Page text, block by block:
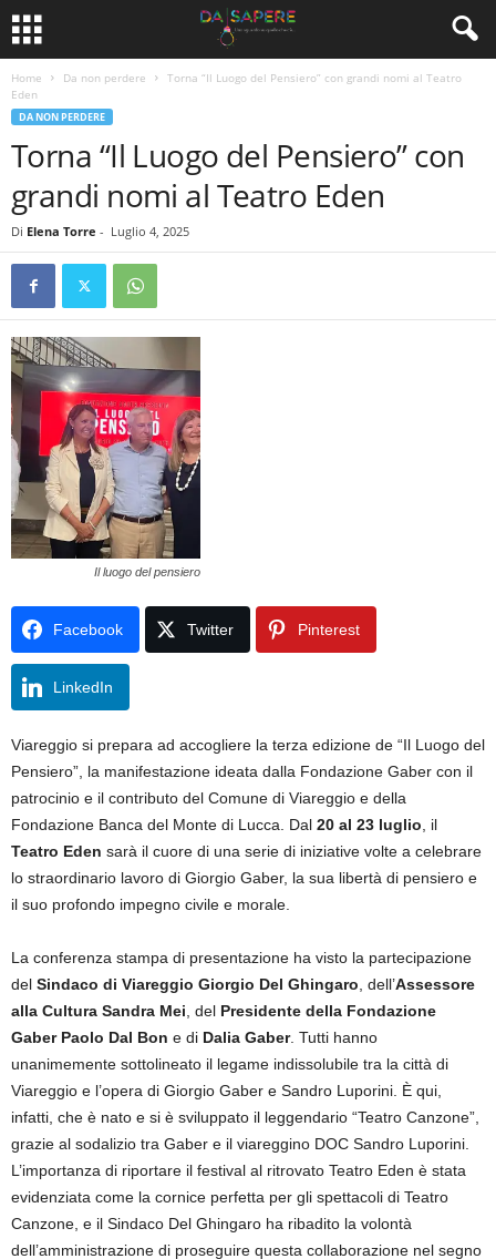
Home Da non perdere
Torna “Il Luogo del Pensiero” con grandi nomi al Teatro
Eden
DA NON PERDERE
Torna “Il Luogo del Pensiero” con
grandi nomi al Teatro Eden
Di Elena Torre - Luglio 4, 2025
Il luogo del pensiero
Facebook Twitter Pinterest
LinkedIn
Viareggio si prepara ad accogliere la terza edizione de “Il Luogo del
Pensiero”, la manifestazione ideata dalla Fondazione Gaber con il
patrocinio e il contributo del Comune di Viareggio e della
Fondazione Banca del Monte di Lucca. Dal 20 al 23 luglio , il
Teatro Eden sarà il cuore di una serie di iniziative volte a celebrare
lo straordinario lavoro di Giorgio Gaber, la sua libertà di pensiero e
il suo profondo impegno civile e morale.
La conferenza stampa di presentazione ha visto la partecipazione
del Sindaco di Viareggio Giorgio Del Ghingaro , dell’Assessore
alla Cultura Sandra Mei , del Presidente della Fondazione
Gaber Paolo Dal Bon e di Dalia Gaber. Tutti hanno
unanimemente sottolineato il legame indissolubile tra la città di
Viareggio e l’opera di Giorgio Gaber e Sandro Luporini. È qui,
infatti, che è nato e si è sviluppato il leggendario “Teatro Canzone”,
grazie al sodalizio tra Gaber e il viareggino DOC Sandro Luporini.
L’importanza di riportare il festival al ritrovato Teatro Eden è stata
evidenziata come la cornice perfetta per gli spettacoli di Teatro
Canzone, e il Sindaco Del Ghingaro ha ribadito la volontà
dell’amministrazione di proseguire questa collaborazione nel segno